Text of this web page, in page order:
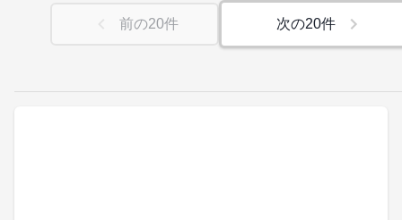
前の20件 次の20件